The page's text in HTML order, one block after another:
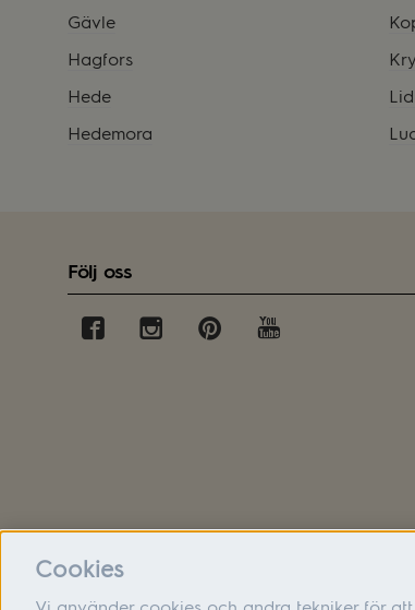
Gävle
Hagfors
Hede
Hedemora
Följ oss
Cookies